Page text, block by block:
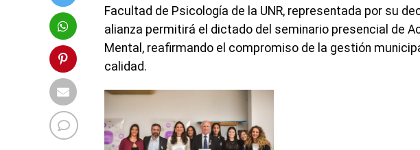
Facultad de Psicología de la UNR, representada por su
alianza permitirá el dictado del seminario presencial de
Mental, reafirmando el compromiso de la gestión
calidad.